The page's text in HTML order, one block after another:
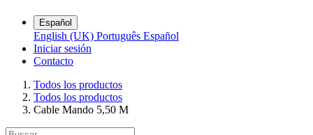
Español
English (UK) Português Español
Iniciar sesión
​Contacto
Todos los productos
Todos los productos
Cable Mando 5,50 M